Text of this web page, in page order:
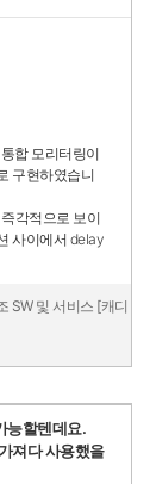
합 모리터링이
구현하였습니
각적으로 보이
사이에서 delay
SW 및 서비스 [캐디
능할텐데요.
져다 사용했을